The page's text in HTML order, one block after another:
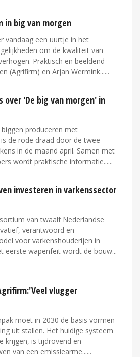
in big van morgen
vandaag een uurtje in het
om de kwaliteit van
Praktisch en beeldend
(Agrifirm) en Arjan Wermink...
over 'De big van morgen' in
biggen produceren met
de rode draad door de twee
in de maand april. Samen met
wordt praktische informatie...
investeren in varkenssector
van twaalf Nederlandse
verantwoord en
voor varkenshouderijen in
eerste wapenfeit wordt de bouw...
vlugger
moet in 2030 de basis vormen
uit stallen. Het huidige systeem
krijgen, is tijdrovend en
van een emissiearme...